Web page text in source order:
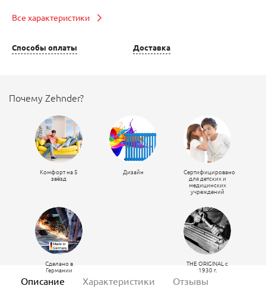
Все характеристики
Способы оплаты Доставка
Почему Zehnder?
Комфорт на 5
звёзд
Дизайн
Сертифицировано
для детских и
медицинских
учреждений
Сделано в
Германии
THE ORIGINAL c
1930 г.
Описание Характеристики Отзывы